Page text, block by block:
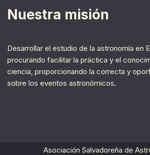
Nuestra misión
Desarrollar el estudio de la astronomía en
procurando facilitar la práctica y el
ciencia, proporcionando la correcta y
sobre los eventos astronómicos.
Asociación Salvadoreña de